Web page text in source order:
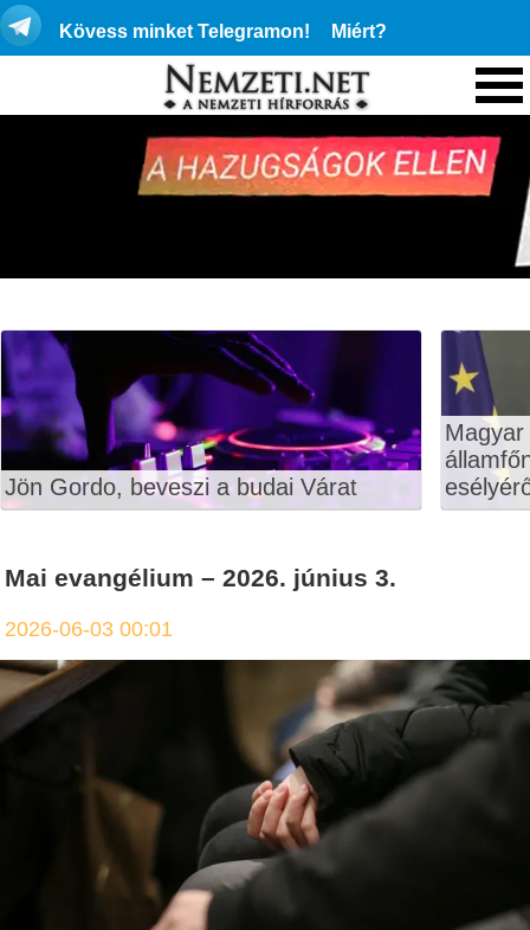
Kövess minket Telegramon! Miért?
Jön Gordo, beveszi a budai Várat
Mai evangélium – 2026. június 3.
2026-06-03 00:01